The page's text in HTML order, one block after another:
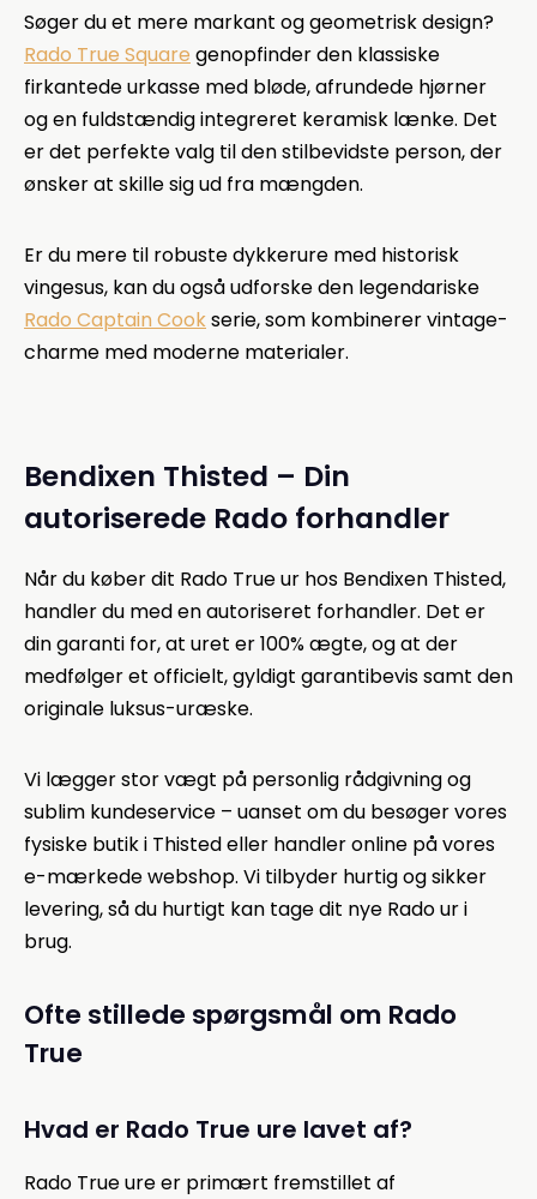
Søger du et mere markant og geometrisk design?
Rado True Square genopfinder den klassiske
firkantede urkasse med bløde, afrundede hjørner
og en fuldstændig integreret keramisk lænke. Det
er det perfekte valg til den stilbevidste person, der
ønsker at skille sig ud fra mængden.
Er du mere til robuste dykkerure med historisk
vingesus, kan du også udforske den legendariske
Rado Captain Cookserie, som kombinerer vintage-
charme med moderne materialer.
Bendixen Thisted – Din
autoriserede Rado forhandler
Når du køber dit Rado True ur hos Bendixen Thisted,
handler du med en autoriseret forhandler. Det er
din garanti for, at uret er 100% ægte, og at der
medfølger et officielt, gyldigt garantibevis samt den
originale luksus-uræske.
Vi lægger stor vægt på personlig rådgivning og
sublim kundeservice – uanset om du besøger vores
fysiske butik i Thisted eller handler online på vores
e-mærkede webshop. Vi tilbyder hurtig og sikker
levering, så du hurtigt kan tage dit nye Rado ur i
brug.
Ofte stillede spørgsmål om Rado
True
Hvad er Rado True ure lavet af?
Rado True ure er primært fremstillet af